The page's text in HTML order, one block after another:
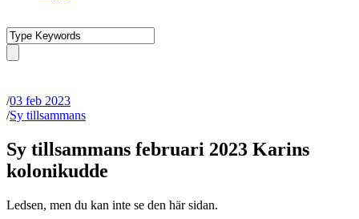
/03 feb 2023
/Sy tillsammans
Sy tillsammans februari 2023 Karins
kolonikudde
Ledsen, men du kan inte se den här sidan.